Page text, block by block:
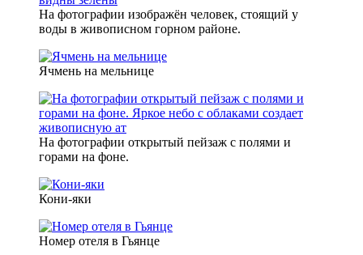
На фотографии изображён человек, стоящий у
воды в живописном горном районе.
Ячмень на мельнице
На фотографии открытый пейзаж с полями и
горами на фоне.
Кони-яки
Номер отеля в Гьянце